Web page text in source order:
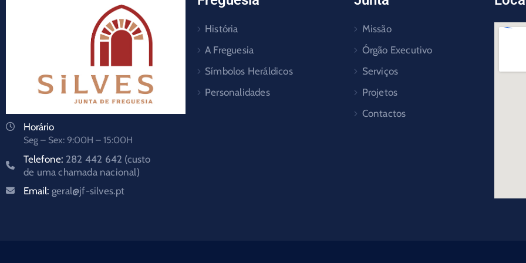
Horário
Seg – Sex: 9:00H – 15:00H
Telefone: 282 442 642 (custo
de uma chamada nacional)
Email: geral@jf-silves.pt
História
A Freguesia
Símbolos Heráldicos
Personalidades
Missão
Órgão Executivo
Serviços
Projetos
Contactos